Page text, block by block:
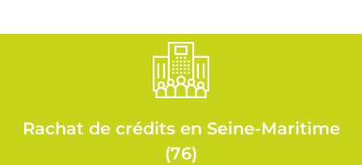
Rachat de crédits en Seine-Maritime
(76)